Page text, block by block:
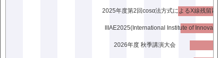
2026年度 秋季講演大会
先進センシング技術とデータ処理に関する萌芽研究会
cosα法方式によるＸ線残留応力測定技術研究会